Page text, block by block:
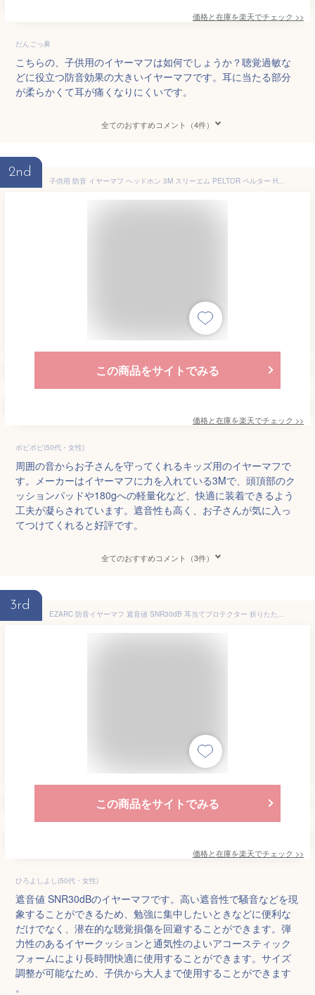
価格と在庫を楽天でチェック >>
だんごっ鼻
こちらの、子供用のイヤーマフは如何でしょうか？聴覚過敏な
どに役立つ防音効果の大きいイヤーマフです。耳に当たる部分
が柔らかくて耳が痛くなりにくいです。
全てのおすすめコメント（4件）
2nd
子供用 防音 イヤーマフ ヘッドホン 3M スリーエム PELTOR ペルター H510AK-442-GB/RE キッズ 幼児 赤ちゃん ライブ コンサート スポーツ 耳栓 聴覚過敏 自閉症
この商品をサイトでみる
価格と在庫を楽天でチェック >>
ポピポピ(50代・女性)
周囲の音からお子さんを守ってくれるキッズ用のイヤーマフで
す。メーカーはイヤーマフに力を入れている3Mで、頭頂部のク
ッションパッドや180gへの軽量化など、快適に装着できるよう
工夫が凝らされています。遮音性も高く、お子さんが気に入っ
てつけてくれると好評です。
全てのおすすめコメント（3件）
3rd
EZARC 防音イヤーマフ 遮音値 SNR30dB 耳当てプロテクター 折りたたみ型 子供用 学生用 睡眠・勉強・聴覚過敏緩めなど様々な用途に 騒音対策
この商品をサイトでみる
価格と在庫を楽天でチェック >>
ひろよしよし(50代・女性)
遮音値 SNR30dBのイヤーマフです。高い遮音性で騒音などを現
象することができるため、勉強に集中したいときなどに便利な
だけでなく、潜在的な聴覚損傷を回避することができます。弾
力性のあるイヤークッションと通気性のよいアコースティック
フォームにより長時間快適に使用することができます。サイズ
調整が可能なため、子供から大人まで使用することができます
。